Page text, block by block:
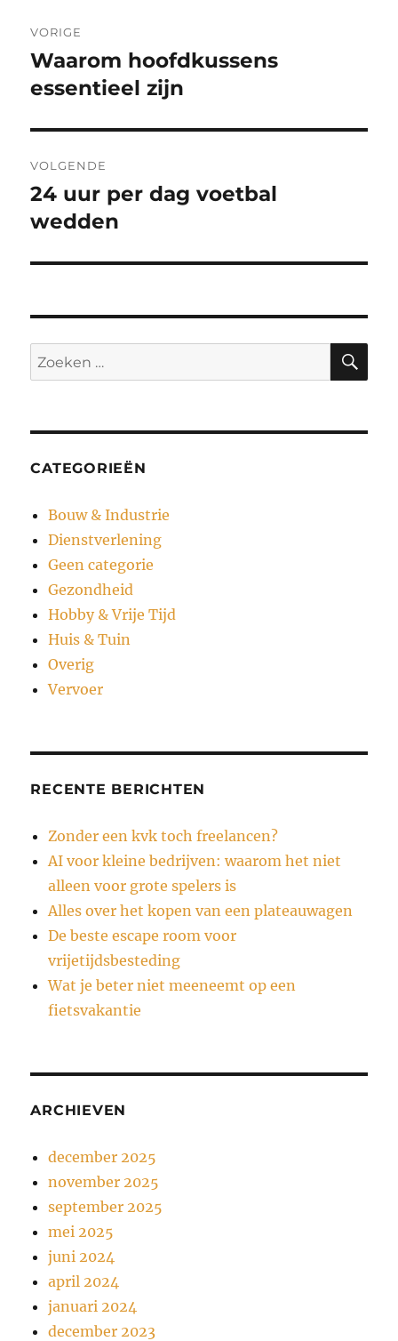
navigatie
VORIGE
Vorig
bericht:
Waarom hoofdkussens
essentieel zijn
VOLGENDE
Volgend
bericht:
24 uur per dag voetbal
wedden
Zoeken
naar:
CATEGORIEËN
Bouw & Industrie
Dienstverlening
Geen categorie
Gezondheid
Hobby & Vrije Tijd
Huis & Tuin
Overig
Vervoer
RECENTE BERICHTEN
Zonder een kvk toch freelancen?
AI voor kleine bedrijven: waarom het niet
alleen voor grote spelers is
Alles over het kopen van een plateauwagen
De beste escape room voor
vrijetijdsbesteding
Wat je beter niet meeneemt op een
fietsvakantie
ARCHIEVEN
december 2025
november 2025
september 2025
mei 2025
juni 2024
april 2024
januari 2024
december 2023